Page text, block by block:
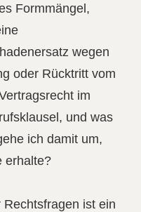
Formmängel,
wegen
oder Rücktritt vom
im
und was
ich damit um,
erhalte?
ist ein